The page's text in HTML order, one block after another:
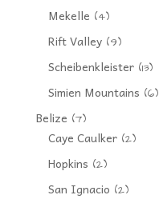
Mekelle (4)
Rift Valley(9)
Scheibenkleister(13)
Simien Mountains (6)
Belize (7)
Caye Caulker(2)
Hopkins (2)
San Ignacio (2)